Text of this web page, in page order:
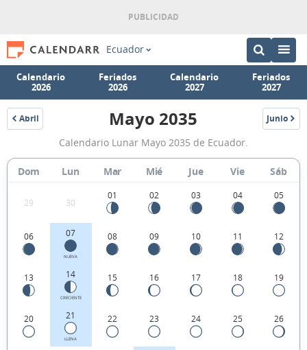
Ecuador
Calendario
2026
Feriados
2026
Calendario
2027
Feriados
2027
Abril
2035
Calendario
Lunar
Mayo
2035
de
Ecuador.
Mayo 2035 Junio
2035
Calendario Lunar Mayo 2035 de Ecuador.
Dom Lun Mar Mié Jue Vie Sáb
29 30
01 02 03 04 05
06 07
NUEVA
08 09 10 11 12
13 14
CRECIENTE
15 16 17 18 19
20 21
LLENA
22 23 24 25 26